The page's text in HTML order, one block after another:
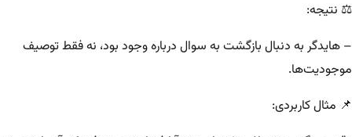
⚖️ نتیجه:
– هایدگر به دنبال بازگشت به سوال درباره وجود بود، نه فقط توصیف
موجودیت‌ها.
📌 مثال کاربردی: